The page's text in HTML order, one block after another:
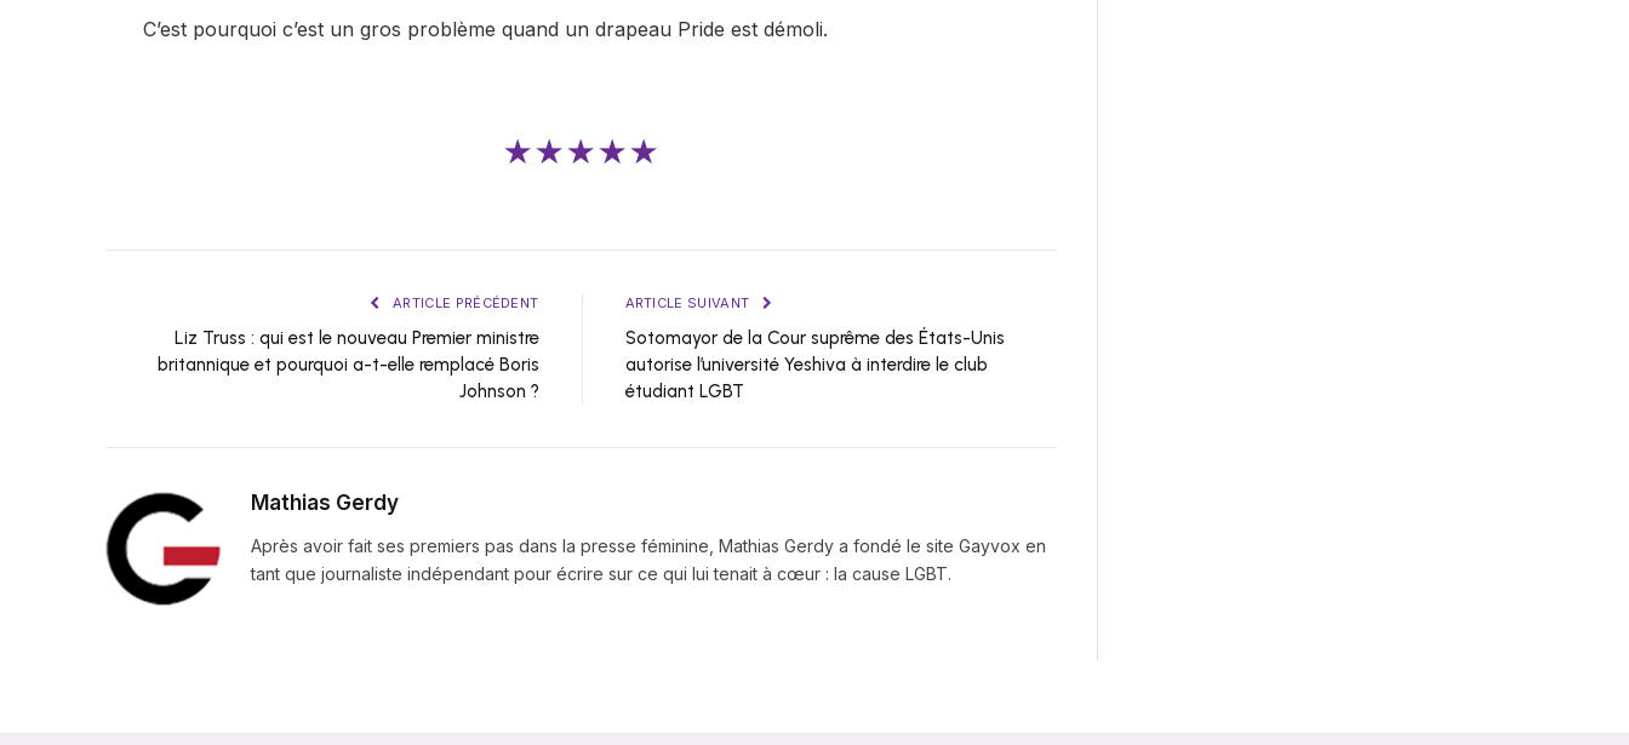
C’est pourquoi c’est un gros problème quand un drapeau Pride est démoli.
★★★★★
ARTICLE PRÉCÉDENT
Liz Truss : qui est le nouveau Premier ministre
britannique et pourquoi a-t-elle remplacé Boris
Johnson ?
ARTICLE SUIVANT
Sotomayor de la Cour suprême des États-Unis
autorise l’université Yeshiva à interdire le club
étudiant LGBT
Mathias Gerdy
Après avoir fait ses premiers pas dans la presse féminine, Mathias Gerdy a fondé le site Gayvox en
tant que journaliste indépendant pour écrire sur ce qui lui tenait à cœur : la cause LGBT.